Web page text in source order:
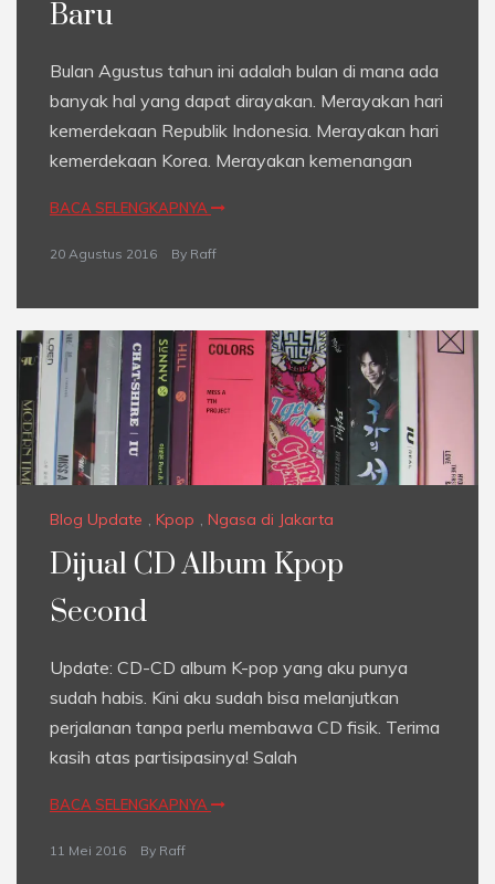
Baru
Bulan Agustus tahun ini adalah bulan di mana ada
banyak hal yang dapat dirayakan. Merayakan hari
kemerdekaan Republik Indonesia. Merayakan hari
kemerdekaan Korea. Merayakan kemenangan
BACA SELENGKAPNYA
20 Agustus 2016 By Raff
Blog Update , Kpop , Ngasa di Jakarta
Dijual CD Album Kpop
Second
Update: CD-CD album K-pop yang aku punya
sudah habis. Kini aku sudah bisa melanjutkan
perjalanan tanpa perlu membawa CD fisik. Terima
kasih atas partisipasinya! Salah
BACA SELENGKAPNYA
11 Mei 2016 By Raff